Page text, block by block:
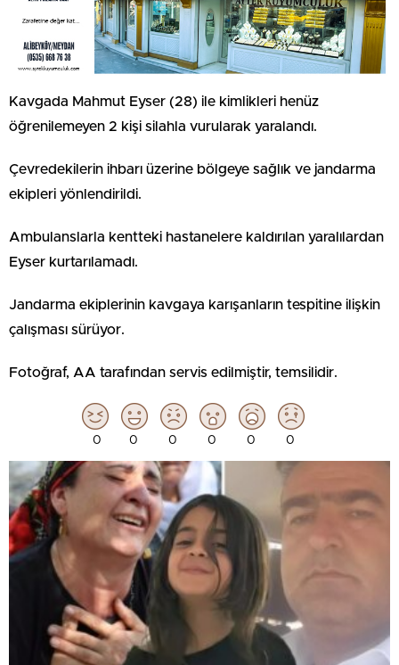
Kavgada Mahmut Eyser (28) ile kimlikleri henüz
öğrenilemeyen 2 kişi silahla vurularak yaralandı.
Çevredekilerin ihbarı üzerine bölgeye sağlık ve jandarma
ekipleri yönlendirildi.
Ambulanslarla kentteki hastanelere kaldırılan yaralılardan
Eyser kurtarılamadı.
Jandarma ekiplerinin kavgaya karışanların tespitine ilişkin
çalışması sürüyor.
Fotoğraf, AA tarafından servis edilmiştir, temsilidir.
0 0 0 0 0 0